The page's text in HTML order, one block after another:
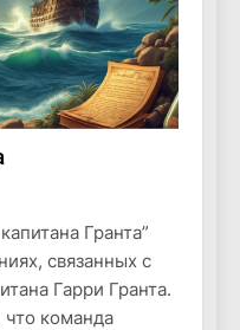
Гранта”
связанных с
Гарри Гранта.
команда